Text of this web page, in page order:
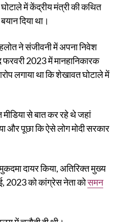
में केंद्रीय मंत्री की कथित
दिया था।
ने संजीवनी में अपना निवेश
2023 में मानहानिकारक
लगाया था कि शेखावत घोटाले में
से बात कर रहे थे जहां
और पूछा कि ऐसे लोग मोदी सरकार
दायर किया, अतिरिक्त मुख्य
2023 को कांग्रेस नेता कोसमन